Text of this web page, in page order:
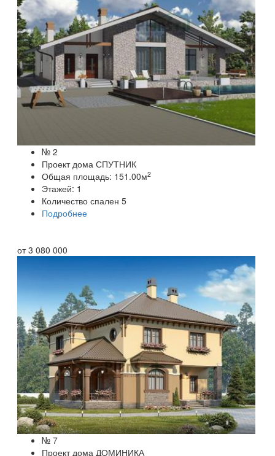
№ 2
Проект дома СПУТНИК
Общая площадь: 151.00м2
Этажей: 1
Количество спален 5
Подробнее
от3 080 000
№ 7
Проект дома ДОМИНИКА